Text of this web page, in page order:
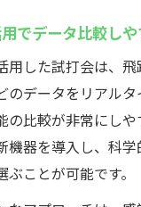
ィッティングで最適
のウテミルゴルフ
ブ試打会を活かし
でデータ比較し
用した試打会は、
のデータをリアル
の比較が非常にし
機器を導入し、科
ことが可能です。